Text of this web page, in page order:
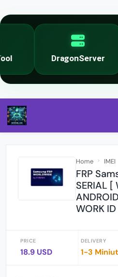
DragonServer
Home IMEI
FRP
SERIAL [
WORK
PRICE
18.9 USD
DELIVERY
1-3